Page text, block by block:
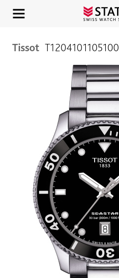
Tissot T1204101105100